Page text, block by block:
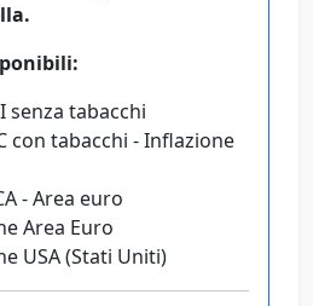
senza tabacchi
con tabacchi - Inflazione
- Area euro
Area Euro
USA (Stati Uniti)